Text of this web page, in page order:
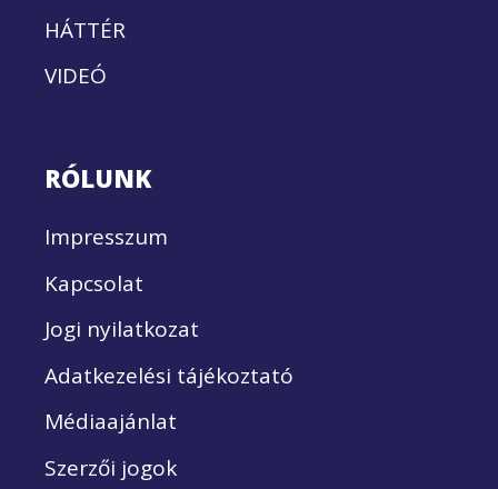
HÁTTÉR
VIDEÓ
RÓLUNK
Impresszum
Kapcsolat
Jogi nyilatkozat
Adatkezelési tájékoztató
Médiaajánlat
Szerzői jogok